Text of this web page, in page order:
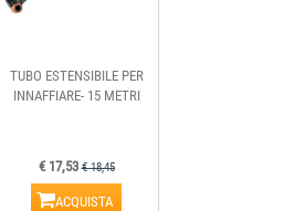
TUBO ESTENSIBILE PER
INNAFFIARE- 15 METRI
€ 17,53€ 18,45
ACQUISTA